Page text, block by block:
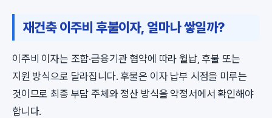
재건축 이주비 후불이자, 얼마나 쌓일까?
이주비 이자는 조합·금융기관 협약에 따라 월납, 후불 또는
지원 방식으로 달라집니다. 후불은 이자 납부 시점을 미루는
것이므로 최종 부담 주체와 정산 방식을 약정서에서 확인해야
합니다.